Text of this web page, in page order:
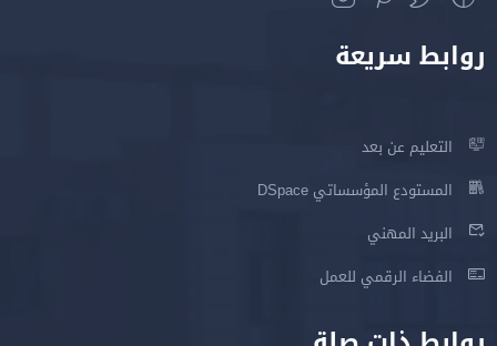
روابط سريعة
التعليم عن بعد
المستودع المؤسساتي DSpace
البريد المهني
الفضاء الرقمي للعمل